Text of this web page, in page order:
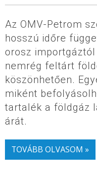
Az OMV-Petrom
hosszú időre
orosz
nemrég feltárt
köszönhetően.
miként
tartalék a földgáz
árát.
TOVÁBB OLVASOM »